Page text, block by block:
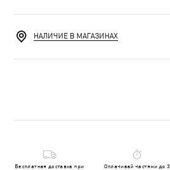
НАЛИЧИЕ В МАГАЗИНАХ
Бесплатная доставка при
Оплачивай частями до 3